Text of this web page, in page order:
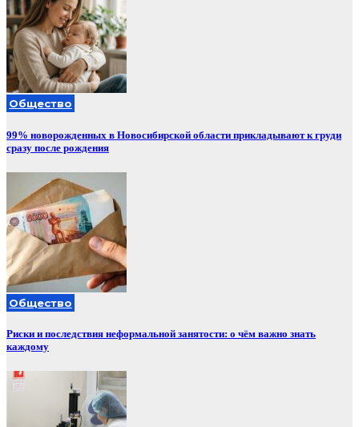
Общество
99% новорожденных в Новосибирской области прикладывают к груди
сразу после рождения
Общество
Риски и последствия неформальной занятости: о чём важно знать
каждому